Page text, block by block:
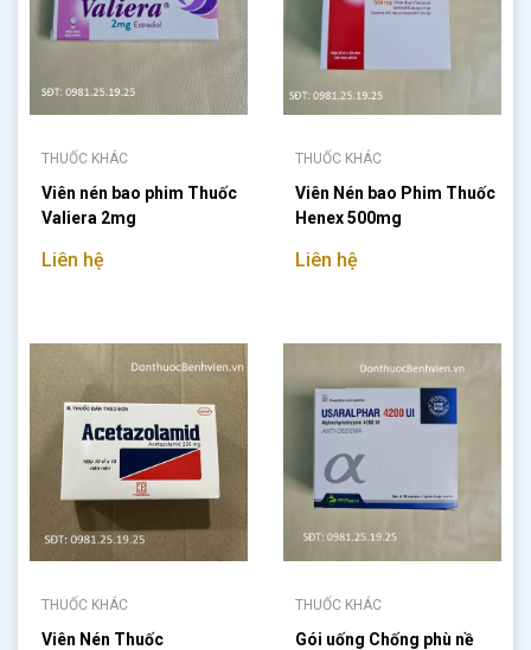
THUỐC KHÁC
Viên nén bao phim Thuốc
Valiera 2mg
Liên hệ
THUỐC KHÁC
Viên Nén bao Phim Thuốc
Henex 500mg
Liên hệ
THUỐC KHÁC
Viên Nén Thuốc
THUỐC KHÁC
Gói uống Chống phù nề